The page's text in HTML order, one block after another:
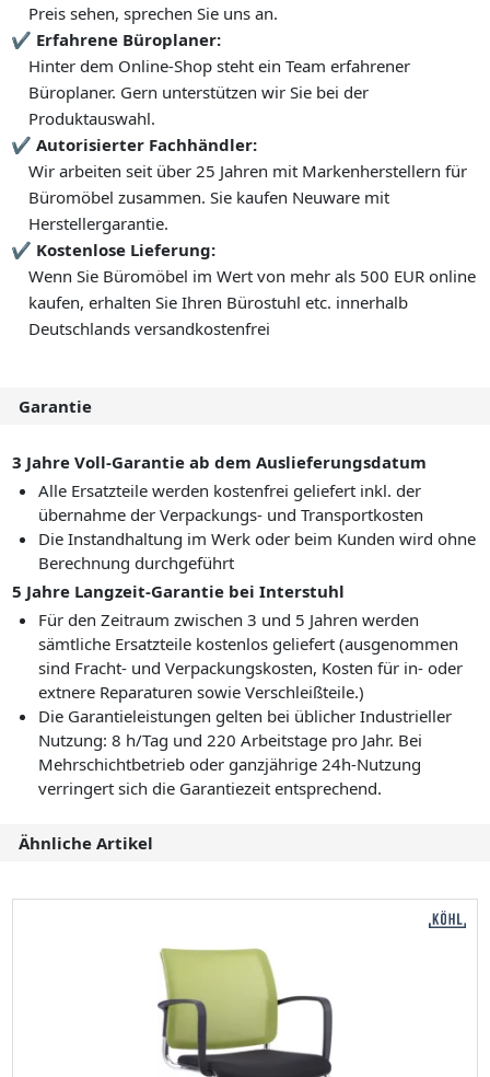
Preis sehen, sprechen Sie uns an.
Erfahrene Büroplaner:
Hinter dem Online-Shop steht ein Team erfahrener
Büroplaner. Gern unterstützen wir Sie bei der
Produktauswahl.
Autorisierter Fachhändler:
Wir arbeiten seit über 25 Jahren mit Markenherstellern für
Büromöbel zusammen. Sie kaufen Neuware mit
Herstellergarantie.
Kostenlose Lieferung:
Wenn Sie Büromöbel im Wert von mehr als 500 EUR online
kaufen, erhalten Sie Ihren Bürostuhl etc. innerhalb
Deutschlands versandkostenfrei
Garantie
3 Jahre Voll-Garantie ab dem Auslieferungsdatum
Alle Ersatzteile werden kostenfrei geliefert inkl. der
übernahme der Verpackungs- und Transportkosten
Die Instandhaltung im Werk oder beim Kunden wird ohne
Berechnung durchgeführt
5 Jahre Langzeit-Garantie bei Interstuhl
Für den Zeitraum zwischen 3 und 5 Jahren werden
sämtliche Ersatzteile kostenlos geliefert (ausgenommen
sind Fracht- und Verpackungskosten, Kosten für in- oder
extnere Reparaturen sowie Verschleißteile.)
Die Garantieleistungen gelten bei üblicher Industrieller
Nutzung: 8 h/Tag und 220 Arbeitstage pro Jahr. Bei
Mehrschichtbetrieb oder ganzjährige 24h-Nutzung
verringert sich die Garantiezeit entsprechend.
Ähnliche Artikel